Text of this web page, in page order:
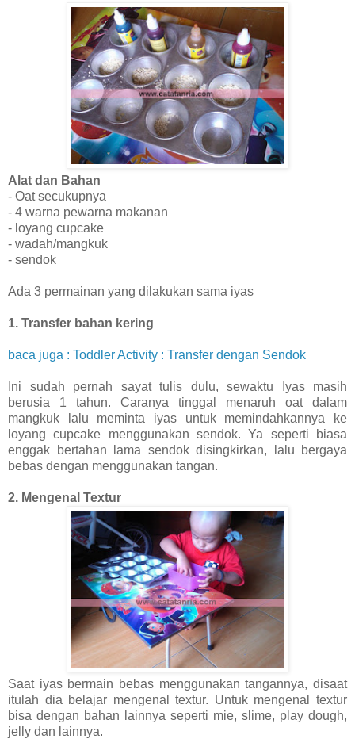
Alat dan Bahan
- Oat secukupnya
- 4 warna pewarna makanan
- loyang cupcake
- wadah/mangkuk
- sendok
Ada 3 permainan yang dilakukan sama iyas
1. Transfer bahan kering
baca juga : Toddler Activity : Transfer dengan Sendok
Ini sudah pernah sayat tulis dulu, sewaktu Iyas masih
berusia 1 tahun. Caranya tinggal menaruh oat dalam
mangkuk lalu meminta iyas untuk memindahkannya ke
loyang cupcake menggunakan sendok. Ya seperti biasa
enggak bertahan lama sendok disingkirkan, lalu bergaya
bebas dengan menggunakan tangan.
2. Mengenal Textur
Saat iyas bermain bebas menggunakan tangannya, disaat
itulah dia belajar mengenal textur. Untuk mengenal textur
bisa dengan bahan lainnya seperti mie, slime, play dough,
jelly dan lainnya.